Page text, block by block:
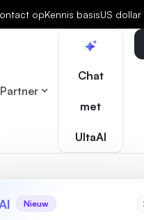
opKennis basisUS dollar
Partner
Chat
met
UltaAI
Nieuw